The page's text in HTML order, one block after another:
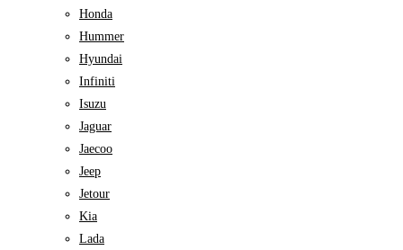
Honda
Hummer
Hyundai
Infiniti
Isuzu
Jaguar
Jaecoo
Jeep
Jetour
Kia
Lada